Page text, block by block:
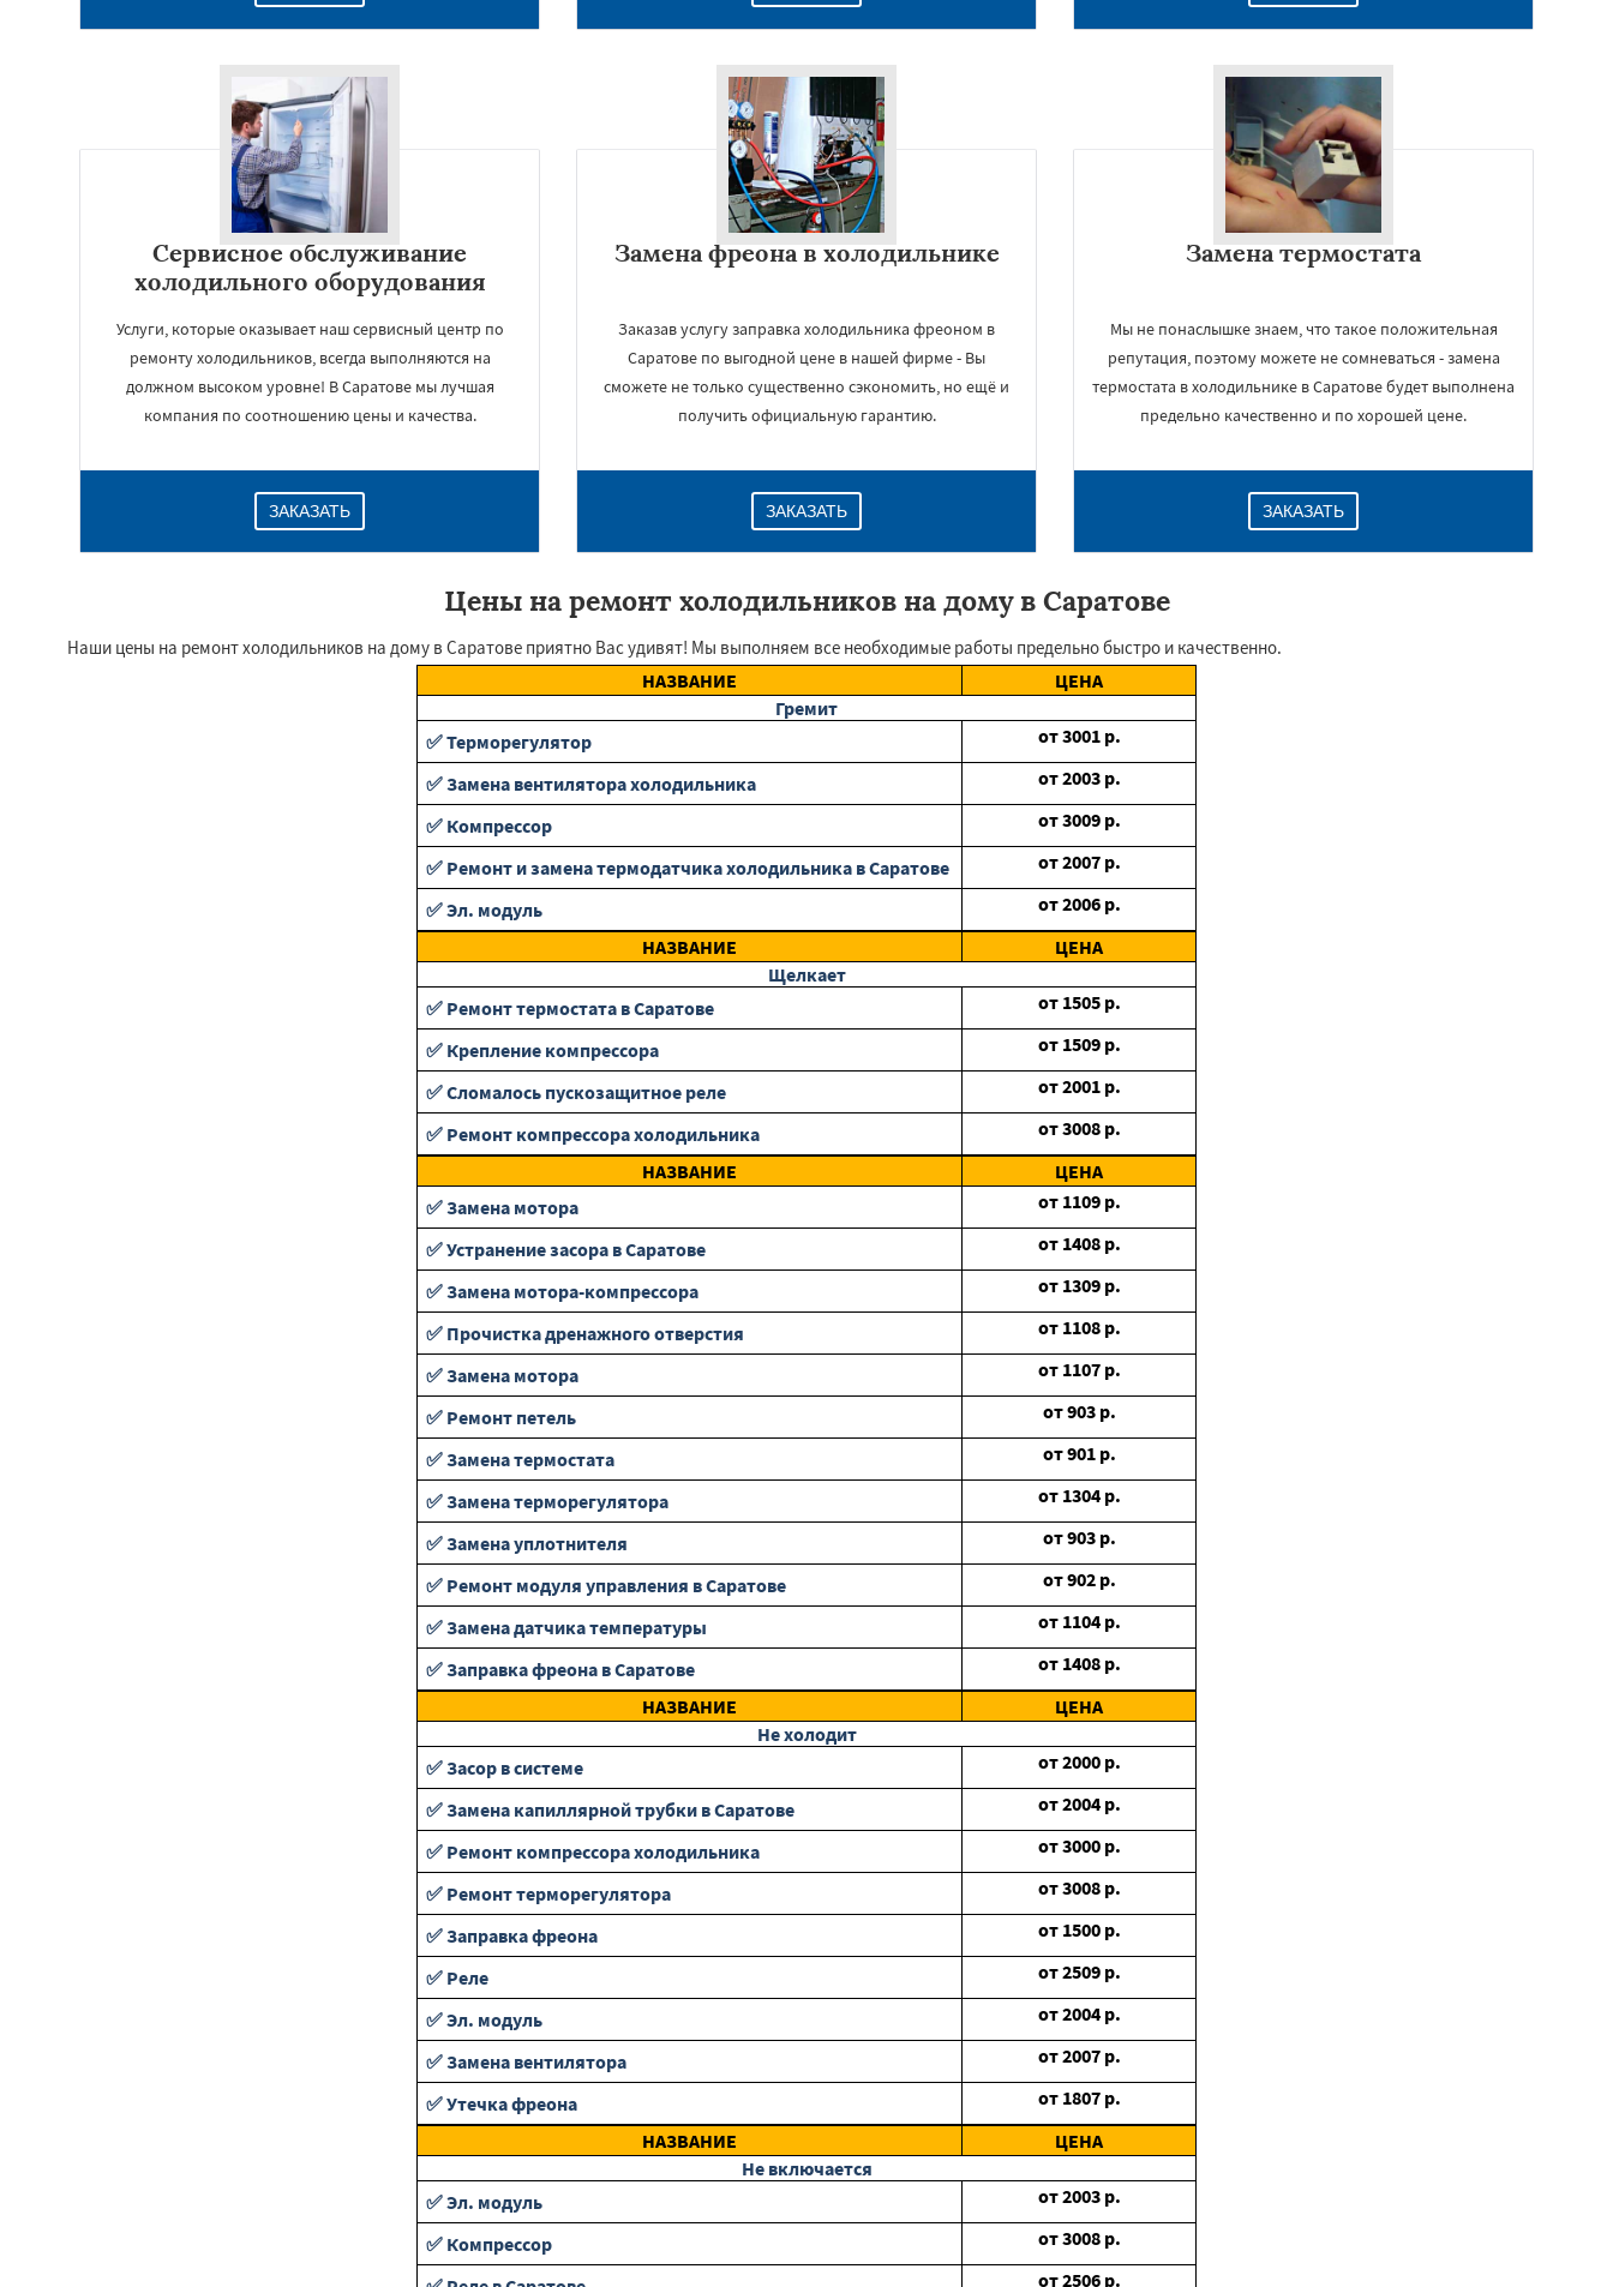
Сервисное обслуживание
холодильного оборудования
Услуги, которые оказывает наш сервисный центр по
ремонту холодильников, всегда выполняются на
должном высоком уровне! В Саратове мы лучшая
компания по соотношению цены и качества.
ЗАКАЗАТЬ
Замена фреона в холодильнике
Заказав услугу заправка холодильника фреоном в
Саратове по выгодной цене в нашей фирме - Вы
сможете не только существенно сэкономить, но ещё и
получить официальную гарантию.
ЗАКАЗАТЬ
Замена термостата
Мы не понаслышке знаем, что такое положительная
репутация, поэтому можете не сомневаться - замена
термостата в холодильнике в Саратове будет выполнена
предельно качественно и по хорошей цене.
ЗАКАЗАТЬ
Цены на ремонт холодильников на дому в Саратове
Наши цены на ремонт холодильников на дому в Саратове приятно Вас удивят! Мы выполняем все необходимые работы предельно быстро и качественно.
НАЗВАНИЕ
ЦЕНА
Гремит
✅ Терморегулятор
от3001 р.
✅ Замена вентилятора холодильника
от2003 р.
✅ Компрессор
от3009 р.
✅ Ремонт и замена термодатчика холодильника в Саратове
от2007 р.
✅ Эл. модуль
от2006 р.
НАЗВАНИЕ
ЦЕНА
Щелкает
✅ Ремонт термостата в Саратове
от 1505 р.
✅ Крепление компрессора
от 1509 р.
✅ Сломалось пускозащитное реле
от2001 р.
✅ Ремонт компрессора холодильника
от3008 р.
НАЗВАНИЕ
ЦЕНА
✅ Замена мотора
от 1109 р.
✅ Устранение засора в Саратове
от 1408 р.
✅ Замена мотора-компрессора
от 1309 р.
✅ Прочистка дренажного отверстия
от 1108 р.
✅ Замена мотора
от 1107 р.
✅ Ремонт петель
от903 р.
✅ Замена термостата
от901 р.
✅ Замена терморегулятора
от 1304 р.
✅ Замена уплотнителя
от903 р.
✅ Ремонт модуля управления в Саратове
от902 р.
✅ Замена датчика температуры
от 1104 р.
✅ Заправка фреона в Саратове
от 1408 р.
НАЗВАНИЕ
ЦЕНА
Не холодит
✅ Засор в системе
от2000 р.
✅ Замена капиллярной трубки в Саратове
от2004 р.
✅ Ремонт компрессора холодильника
от3000 р.
✅ Ремонт терморегулятора
от3008 р.
✅ Заправка фреона
от 1500 р.
✅ Реле
от2509 р.
✅ Эл. модуль
от2004 р.
✅ Замена вентилятора
от2007 р.
✅ Утечка фреона
от 1807 р.
НАЗВАНИЕ
ЦЕНА
Не включается
✅ Эл. модуль
от2003 р.
✅ Компрессор
от3008 р.
от2506 р.
Даю согласие на обработку персональных данных